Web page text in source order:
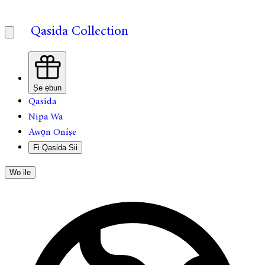
Qasida Collection
Ṣe ẹbun
Qasida
Nipa Wa
Awọn Oníṣe
Fi Qasida Sii
Wo ile